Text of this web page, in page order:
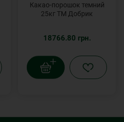
Какао-порошок темний
25кг ТМ Добрик
18766.80 грн.